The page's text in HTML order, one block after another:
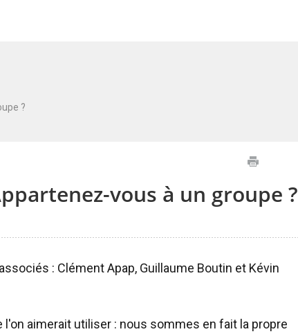
?
vous à un groupe ?
: Clément Apap, Guillaume Boutin et Kévin
aimerait utiliser : nous sommes en fait la propre